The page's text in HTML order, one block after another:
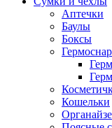
Аптечки
Баулы
Боксы
Кошельки